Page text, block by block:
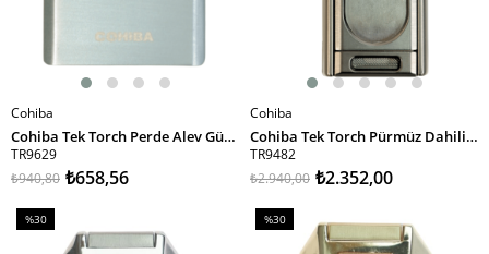
SEPETE EKLE
Cohiba
Cohiba Tek Torch Perde Alev Gümüş Metal Puro Çakmağı
TR9629
₺658,56
₺940,80
SEPETE EKLE
Cohiba
Cohiba Tek Torch Pürmüz Dahili S-V Cut & İğneli Gunmetal Metal Puro Çakmağı - TR9482
TR9482
₺2.352,00
₺2.940,00
%30
%30